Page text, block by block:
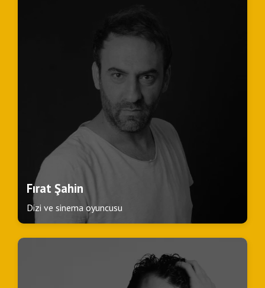
Fırat Şahin
Dizi ve sinema oyuncusu